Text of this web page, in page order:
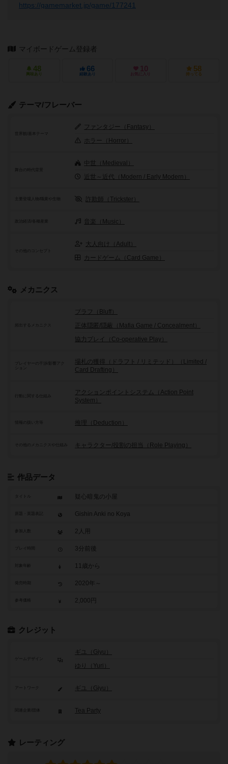
https://gamemarket.jp/game/177241
マイボードゲーム登録者
48
興味あり
66
経験あり
10
お気に入り
58
持ってる
テーマ/フレーバー
世界観/基本テーマ
ファンタジー（Fantasy）
ホラー（Horror）
舞台の時代背景
中世（Medieval）
近世～近代（Modern / Early Modern）
詐欺師（Trickster）
政治経済/各種産業 音楽（Music）
その他のコンセプト
大人向け（Adult）
カードゲーム（Card Game）
メカニクス
頻出するメカニクス
ブラフ（Bluff）
正体隠匿/隠蔽（Mafia Game / Concealment）
協力プレイ（Co-operative Play）
プレイヤーの干渉/影響アク
場札の獲得（ドラフト / リミテッド）（Limited /
Card Drafting）
行動に関する仕組み
アクションポイントシステム（Action Point
System）
推理（Deduction）
その他のメカニクスや仕組み キャラクター/役割の担当（Role Playing）
作品データ
タイトル 疑心暗鬼の小屋
Gishin Anki no Koya
参加人数 2人用
3分前後
11歳から
2020年～
参考価格 2,000円
クレジット
ゲームデザイン
ギユ（Giyu）
ゆり（Yuri）
アートワーク ギユ（Giyu）
Tea Party
レーティング